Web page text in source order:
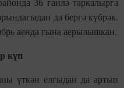
36 гаилә таркалырга
да бергә күбрәк.
аенда гына аерылышкан.
күп
үткән елгыдан да артып